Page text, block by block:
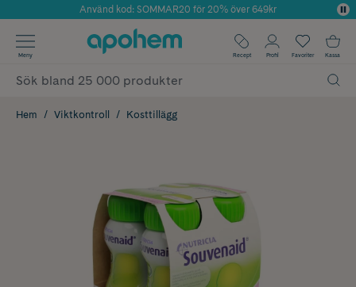
Årets Butik 2025 inom Skönhet
Använd kod: SOMMAR20 för 20% över 649kr
✓ Fri frakt
✓ Poäng på alla köp*
Meny Recept Profil Favoriter Kassa
Hem Viktkontroll Kosttillägg